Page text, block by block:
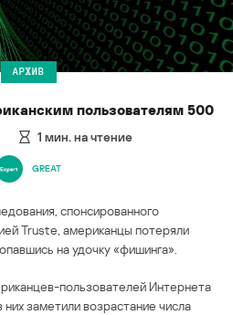
АРХИВ
пользователям 500
1 мин. на чтение
GREAT
спонсированного
Truste, американцы потеряли
на удочку «фишинга».
пользователей Интернета
заметили возрастание числа